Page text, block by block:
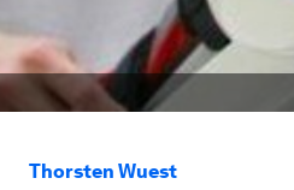
Thorsten Wuest